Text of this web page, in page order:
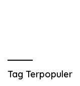
Tag Terpopuler